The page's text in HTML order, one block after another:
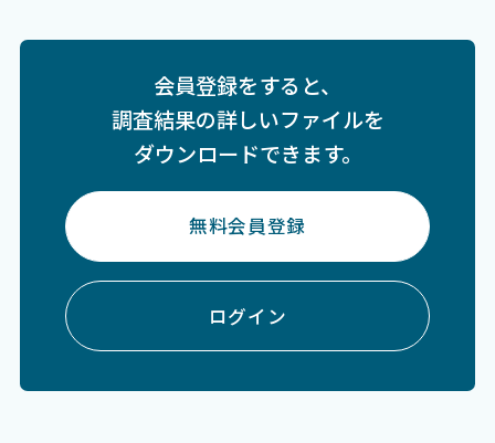
会員登録をすると、
調査結果の詳しいファイルを
ダウンロードできます。
無料会員登録
ログイン